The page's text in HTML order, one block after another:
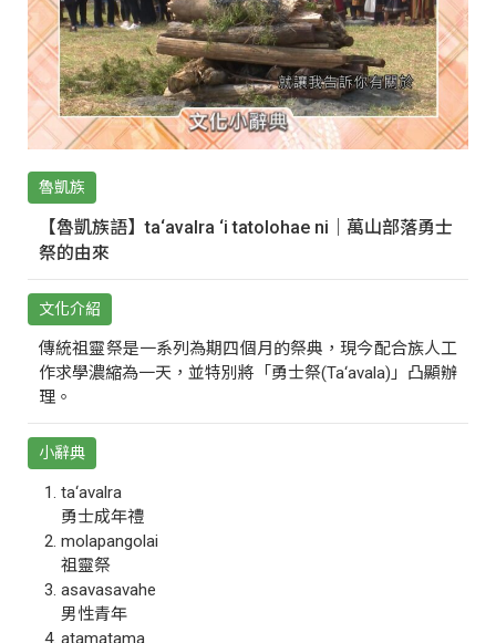
魯凱族
【魯凱族語】ta‘avalra ‘i tatolohae ni｜萬山部落勇士
祭的由來
文化介紹
傳統祖靈祭是一系列為期四個月的祭典，現今配合族人工
作求學濃縮為一天，並特別將「勇士祭(Ta‘avala)」凸顯辦
理。
小辭典
ta‘avalra
勇士成年禮
molapangolai
祖靈祭
asavasavahe
男性青年
atamatama